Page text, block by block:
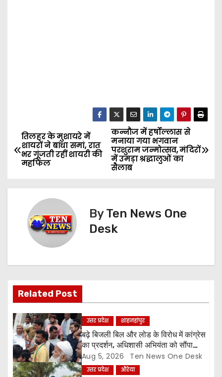
P
o
v
i
g
a
t
i
कन्नौज में हर्षोल्लास से
मनाया गया भगवान
परशुराम जन्मोत्सव, मंदिरों
में उमड़ा श्रद्धालुओं का
सैलाब
तिलहर के मुशायरे में
शायरों ने बांधा समां, रात
भर गूंजती रहीं शायरी की
महफिल
ByTen News One
Desk
Related Post
उत्तर प्रदेश शाहजहांपुर
बढ़े बिजली बिल और लोड के विरोध में कांग्रेस
का प्रदर्शन, अधिशासी अभियंता को सौंपा
ज्ञापन
Aug 5, 2026 Ten News One Desk
उत्तर प्रदेश औरेया